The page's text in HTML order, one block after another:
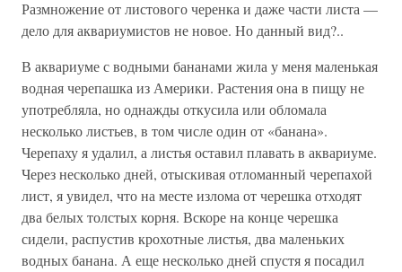
Размножение от листового черенка и даже части листа —
дело для аквариумистов не новое. Но данный вид?..
В аквариуме с водными бананами жила у меня маленькая
водная черепашка из Америки. Растения она в пищу не
употребляла, но однажды откусила или обломала
несколько листьев, в том числе один от «банана».
Черепаху я удалил, а листья оставил плавать в аквариуме.
Через несколько дней, отыскивая отломанный черепахой
лист, я увидел, что на месте излома от черешка отходят
два белых толстых корня. Вскоре на конце черешка
сидели, распустив крохотные листья, два маленьких
водных банана. А еще несколько дней спустя я посадил